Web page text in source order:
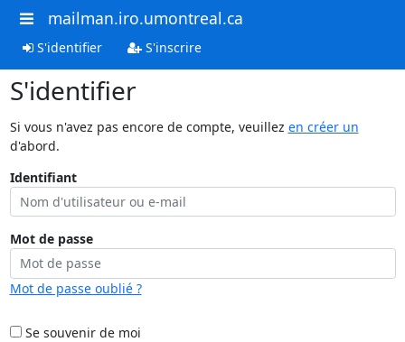
mailman.iro.umontreal.ca
S'identifier S'inscrire
S'identifier
Si vous n'avez pas encore de compte, veuillez en créer un
d'abord.
Identifiant
Mot de passe
Mot de passe oublié ?
Se souvenir de moi